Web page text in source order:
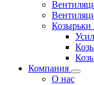
Козырьки
Компания
О нас